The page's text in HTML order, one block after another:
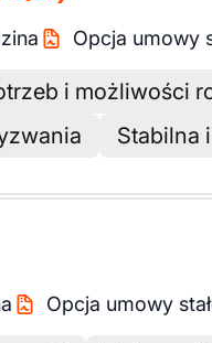
Opcja umowy
i możliwości
Stabilna
Opcja umowy